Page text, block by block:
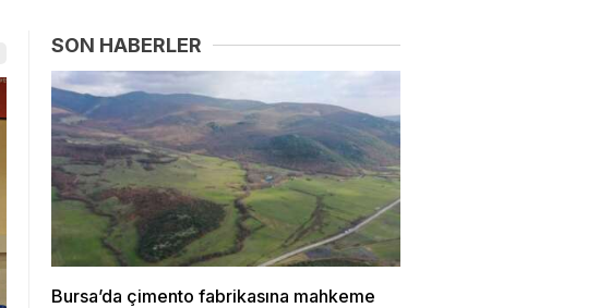
SON HABERLER
Bursa’da çimento fabrikasına mahkeme